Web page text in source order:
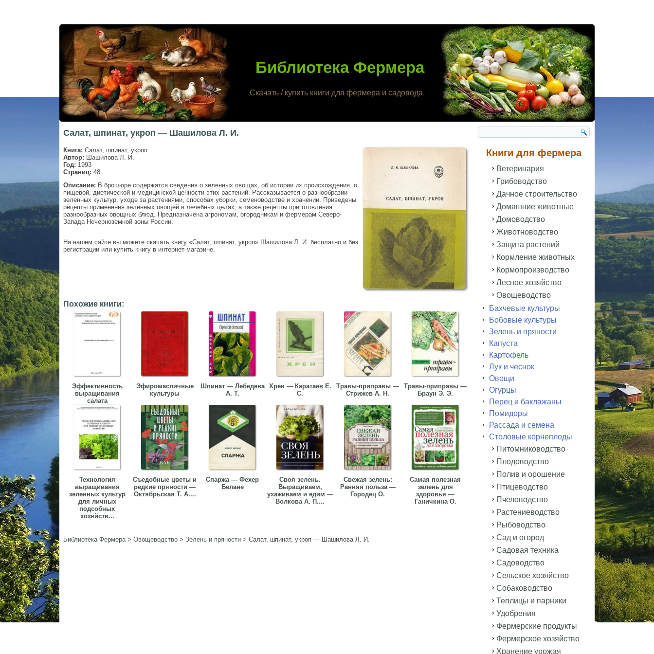
Библиотека Фермера
Скачать / купить книги для фермера и садовода.
Салат, шпинат, укроп — Шашилова Л. И.
Книга: Салат, шпинат, укроп
Автор: Шашилова Л. И.
Год: 1993
Страниц: 48
Описание: В брошюре содержатся сведения о зеленных овощах, об истории их происхождения, о
пищевой, диетической и медицинской ценности этих растений. Рассказывается о разнообразии
зеленных культур, уходе за растениями, способах уборки, семеноводстве и хранении. Приведены
рецепты применения зеленных овощей в лечебных целях, а также рецепты приготовления
разнообразных овощных блюд. Предназначена агрономам, огородникам и фермерам Северо-
Запада Нечерноземной зоны России.
На нашем сайте вы можете скачать книгу «Салат, шпинат, укроп» Шашилова Л. И. бесплатно и без
регистрации или купить книгу в интернет-магазине.
Похожие книги:
Эффективность
выращивания
салата
Эфиромасличные
культуры
Шпинат — Лебедева
А. Т.
Хрен — Каратаев Е.
С.
Травы-приправы —
Стрижев А. Н.
Травы-приправы —
Браун Э. Э.
Технология
выращивания
зеленных культур
для личных
подсобных
хозяйств...
Съедобные цветы и
редкие пряности —
Октябрьская Т. А....
Спаржа — Фехер
Белане
Своя зелень.
Выращиваем,
ухаживаем и едим —
Волкова А. П....
Свежая зелень:
Ранняя польза —
Городец О.
Самая полезная
зелень для
здоровья —
Ганичкина О.
Библиотека Фермера> Овощеводство > Зелень и пряности > Салат, шпинат, укроп — Шашилова Л. И.
Книги для фермера
Ветеринария
Грибоводство
Дачное строительство
Домашние животные
Домоводство
Животноводство
Защита растений
Кормление животных
Кормопроизводство
Лесное хозяйство
Овощеводство
Бахчевые культуры
Бобовые культуры
Зелень и пряности
Капуста
Картофель
Лук и чеснок
Овощи
Огурцы
Перец и баклажаны
Помидоры
Рассада и семена
Столовые корнеплоды
Питомниководство
Плодоводство
Полив и орошение
Птицеводство
Пчеловодство
Растениеводство
Рыбоводство
Сад и огород
Садовая техника
Садоводство
Сельское хозяйство
Собаководство
Теплицы и парники
Удобрения
Фермерские продукты
Фермерское хозяйство
Хранение урожая